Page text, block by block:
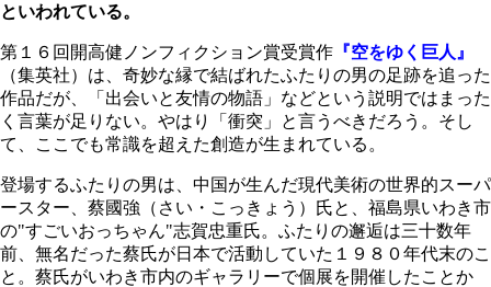
といわれている。
第１６回開高健ノンフィクション賞受賞作 『空をゆく巨人』
（集英社）は、奇妙な縁で結ばれたふたりの男の足跡を追った
作品だが、「出会いと友情の物語」などという説明ではまった
く言葉が足りない。やはり「衝突」と言うべきだろう。そし
て、ここでも常識を超えた創造が生まれている。
登場するふたりの男は、中国が生んだ現代美術の世界的スーパ
ースター、蔡國強（さい・こっきょう）氏と、福島県いわき市
の"すごいおっちゃん"志賀忠重氏。ふたりの邂逅は三十数年
前、無名だった蔡氏が日本で活動していた１９８０年代末のこ
と。蔡氏がいわき市内のギャラリーで個展を開催したことか